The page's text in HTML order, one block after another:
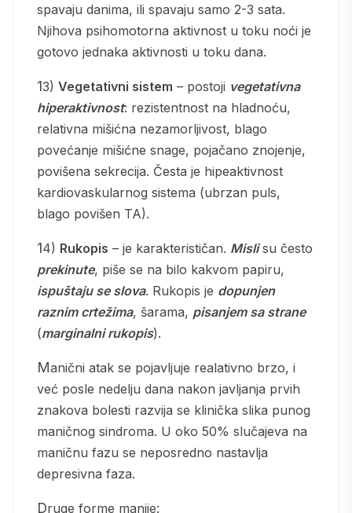
spavaju danima, ili spavaju samo 2-3 sata.
Njihova psihomotorna aktivnost u toku noći je
gotovo jednaka aktivnosti u toku dana.
13) Vegetativni sistem – postoji vegetativna
hiperaktivnost: rezistentnost na hladnoću,
relativna mišićna nezamorljivost, blago
povećanje mišićne snage, pojačano znojenje,
povišena sekrecija. Česta je hipeaktivnost
kardiovaskularnog sistema (ubrzan puls,
blago povišen TA).
14) Rukopis – je karakterističan. Mislisu često
prekinute, piše se na bilo kakvom papiru,
ispuštaju se slova. Rukopis je dopunjen
raznim crtežima, šarama, pisanjem sa strane
(marginalni rukopis).
Manični atak se pojavljuje realativno brzo, i
već posle nedelju dana nakon javljanja prvih
znakova bolesti razvija se klinička slika punog
maničnog sindroma. U oko 50% slučajeva na
maničnu fazu se neposredno nastavlja
depresivna faza.
Druge forme manije: